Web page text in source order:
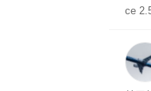
ce
万
出分